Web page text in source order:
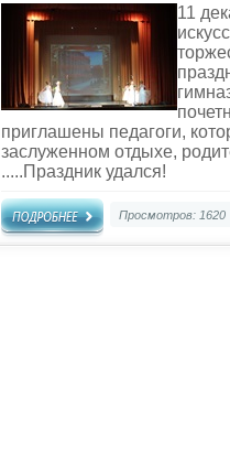
11
приглашены педагоги,
заслуженном отдыхе,
.....Праздник удался!
Просмотров: 1620